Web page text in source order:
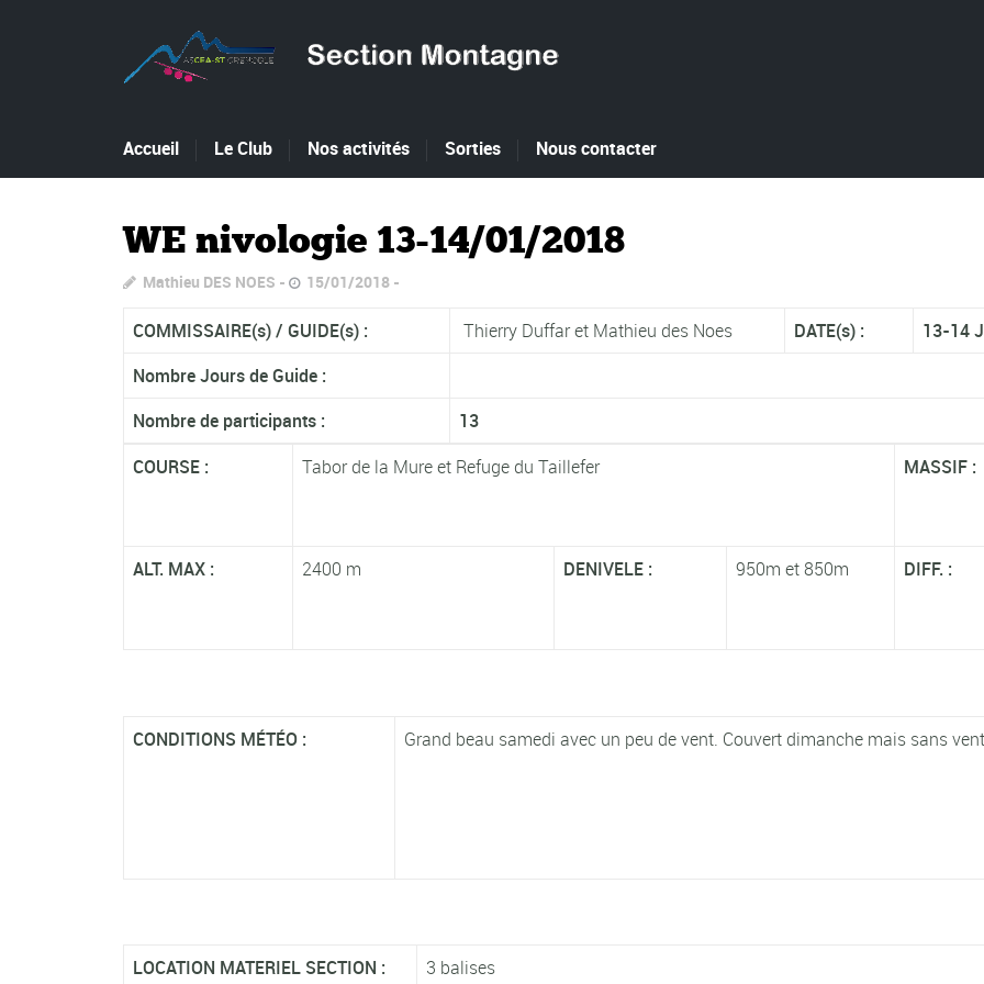
Accueil Le Club Nos activités Sorties Nous contacter
WE nivologie 13-14/01/2018
Mathieu DES NOES 15/01/2018
COMMISSAIRE(s) / GUIDE(s) : Thierry Duffar et Mathieu des Noes DATE(s) :
13-14
Nombre Jours de Guide :
Nombre de participants :
13
COURSE :
Tabor de la Mure et Refuge du Taillefer MASSIF :
ALT. MAX : 2400 m DENIVELE : 950m et 850m DIFF. :
CONDITIONS MÉTÉO : Grand beau samedi avec un peu de vent. Couvert dimanche mais sans
LOCATION MATERIEL SECTION : 3 balises